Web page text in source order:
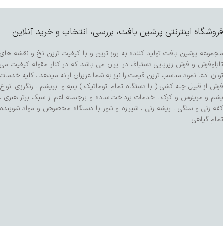
فروشگاه اینترنتی پرشین بافت، بررسی، انتخاب و خرید آنلاین
مجموعه پرشین بافت تولید کننده به روز ترین و با کیفیت ترین نخ و نقشه های
تابلوفرش و فرش زیرپایی دستباف در ایران می باشد که در کنار مقوله کیفیت می
توان ادعا نمود مناسب ترین قیمت را نیز به شما عزیزان ارائه میدهد . کلیه خدمات
فرش از قبیل چله کشی ( با دستگاه تمام اتوماتیک ) پنبه و ابریشم ، رنگرزی انواع
پشم و مرینوس و کرک ، خدمات پرداخت ساده و برجسته اعم از سبک برتر هنری ،
کفه زنی و سنگی ، ریشه زنی ، شیرازه و شور با دستگاه مخصوص و مواد شوینده
تمام گیاهی